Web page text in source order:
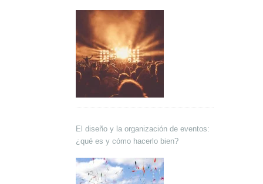
El diseño y la organización de eventos:
¿qué es y cómo hacerlo bien?